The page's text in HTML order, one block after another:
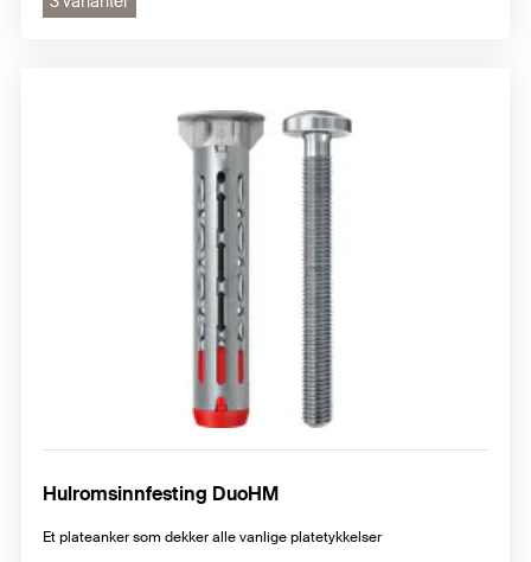
Hulromsinnfesting DuoHM
Et plateanker som dekker alle vanlige platetykkelser